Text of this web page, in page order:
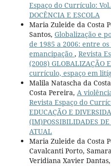
Espaço do Currículo:
DOCÊNCIA E ESCOLA
Maria Zuleide da Costa
Santos, Globalização e
de 1985 a 2006: entre
emancipação , Revista
(2008) GLOBALIZAÇÃO
currículo, espaço em
Malila Natascha da
Costa Pereira, A
Revista Espaço do
EDUCAÇÃO E
(IM)POSSIBILIDADES
ATUAL
Maria Zuleide da Costa
Cavalcanti Porto,
Veridiana Xavier